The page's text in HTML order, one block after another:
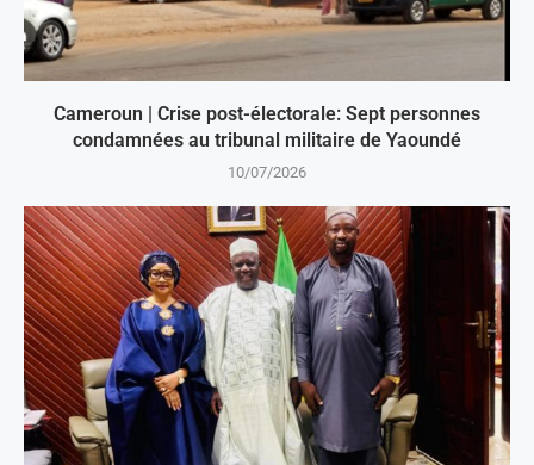
Cameroun | Crise post-électorale: Sept personnes
condamnées au tribunal militaire de Yaoundé
10/07/2026